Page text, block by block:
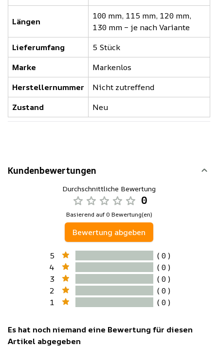
Längen
100 mm, 115 mm, 120 mm,
130 mm – je nach Variante
Lieferumfang
5 Stück
Marke
Markenlos
Herstellernummer
Nicht zutreffend
Zustand
Neu
Kundenbewertungen
Durchschnittliche Bewertung
0
Basierend auf 0 Bewertung(en)
Bewertung abgeben
5
( 0 )
4
( 0 )
3
( 0 )
2
( 0 )
1
( 0 )
Es hat noch niemand eine Bewertung für diesen
Artikel abgegeben